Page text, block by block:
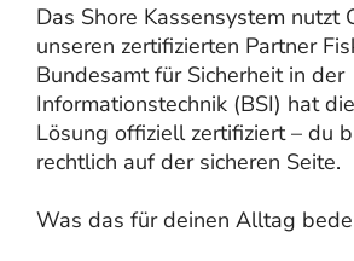
Das Shore Kassensystem nutzt
unseren zertifizierten Partner
Bundesamt für Sicherheit in der
Informationstechnik (BSI) hat
Lösung offiziell zertifiziert – du
rechtlich auf der sicheren Seite.
Was das für deinen Alltag